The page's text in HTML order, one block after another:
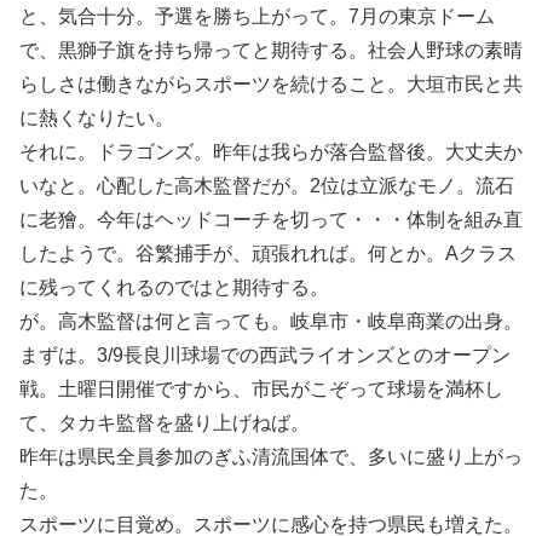
と、気合十分。予選を勝ち上がって。7月の東京ドーム
で、黒獅子旗を持ち帰ってと期待する。社会人野球の素晴
らしさは働きながらスポーツを続けること。大垣市民と共
に熱くなりたい。
それに。ドラゴンズ。昨年は我らが落合監督後。大丈夫か
いなと。心配した高木監督だが。2位は立派なモノ。流石
に老獪。今年はヘッドコーチを切って・・・体制を組み直
したようで。谷繁捕手が、頑張れれば。何とか。Aクラス
に残ってくれるのではと期待する。
が。高木監督は何と言っても。岐阜市・岐阜商業の出身。
まずは。3/9長良川球場での西武ライオンズとのオープン
戦。土曜日開催ですから、市民がこぞって球場を満杯し
て、タカキ監督を盛り上げねば。
昨年は県民全員参加のぎふ清流国体で、多いに盛り上がっ
た。
スポーツに目覚め。スポーツに感心を持つ県民も増えた。